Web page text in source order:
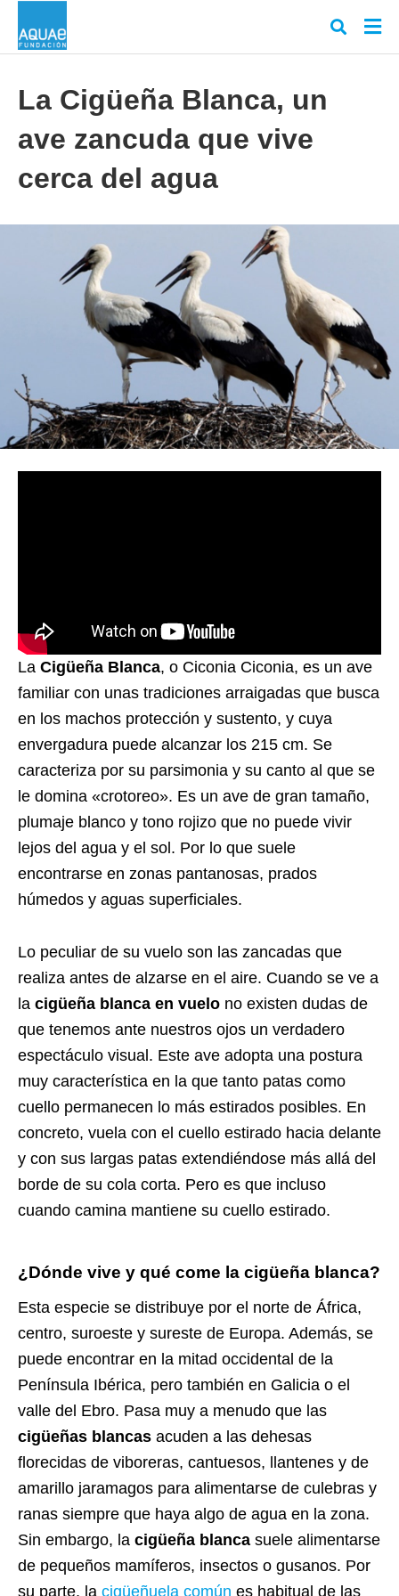
La Cigüeña Blanca, un
ave zancuda que vive
cerca del agua
La Cigüeña Blanca, o Ciconia Ciconia, es un ave
familiar con unas tradiciones arraigadas que busca
en los machos protección y sustento, y cuya
envergadura puede alcanzar los 215 cm. Se
caracteriza por su parsimonia y su canto al que se
le domina «crotoreo». Es un ave de gran tamaño,
plumaje blanco y tono rojizo que no puede vivir
lejos del agua y el sol. Por lo que suele
encontrarse en zonas pantanosas, prados
húmedos y aguas superficiales.
Lo peculiar de su vuelo son las zancadas que
realiza antes de alzarse en el aire. Cuando se ve a
la cigüeña blanca en vuelo no existen dudas de
que tenemos ante nuestros ojos un verdadero
espectáculo visual. Este ave adopta una postura
muy característica en la que tanto patas como
cuello permanecen lo más estirados posibles. En
concreto, vuela con el cuello estirado hacia delante
y con sus largas patas extendiéndose más allá del
borde de su cola corta. Pero es que incluso
cuando camina mantiene su cuello estirado.
¿Dónde vive y qué come la cigüeña blanca?
Esta especie se distribuye por el norte de África,
centro, suroeste y sureste de Europa. Además, se
puede encontrar en la mitad occidental de la
Península Ibérica, pero también en Galicia o el
valle del Ebro. Pasa muy a menudo que las
cigüeñas blancas acuden a las dehesas
florecidas de viboreras, cantuesos, llantenes y de
amarillo jaramagos para alimentarse de culebras y
ranas siempre que haya algo de agua en la zona.
Sin embargo, la cigüeña blanca suele alimentarse
de pequeños mamíferos, insectos o gusanos. Por
su parte, la cigüeñuela común es habitual de las